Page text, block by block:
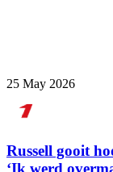
25 May 2026
Russell gooit
‘Ik werd